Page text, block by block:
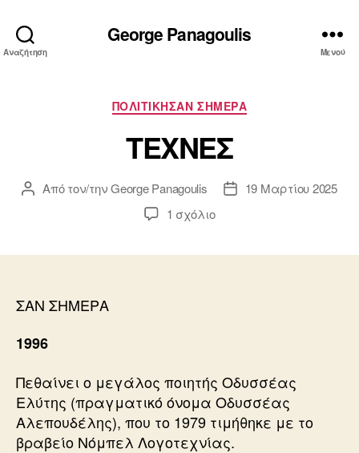
Αναζήτηση
George Panagoulis
Μενού
Κατηγορίες
ΠΟΛΙΤΙΚΗΣΑΝ ΣΗΜΕΡΑ
ΤΕΧΝΕΣ
Συντάκτης
Από τον/τηνGeorge Panagoulis
Ημ.19 Μαρτίου 2025
1 σχόλιοστο
ΣΑΝ ΣΗΜΕΡΑ
1996
Πεθαίνει ο μεγάλος ποιητής Οδυσσέας
Ελύτης (πραγματικό όνομα Οδυσσέας
Αλεπουδέλης), που το 1979 τιμήθηκε με το
βραβείο Νόμπελ Λογοτεχνίας.